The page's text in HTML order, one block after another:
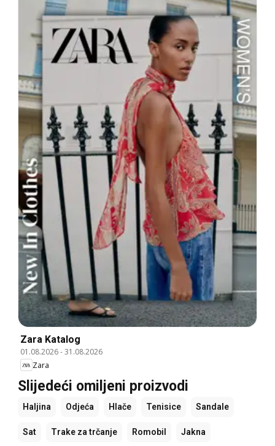
Zara Katalog
01.08.2026-31.08.2026
Zara
Slijedeći omiljeni proizvodi
Haljina Odjeća Hlače Tenisice Sandale
Sat Trake za trčanje Romobil Jakna